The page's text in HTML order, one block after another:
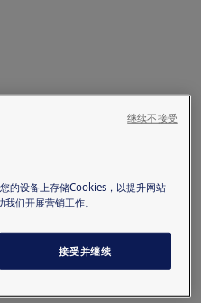
的设备上存储Cookies，以提升网站
们开展营销工作。
接受并继续
继续不接受